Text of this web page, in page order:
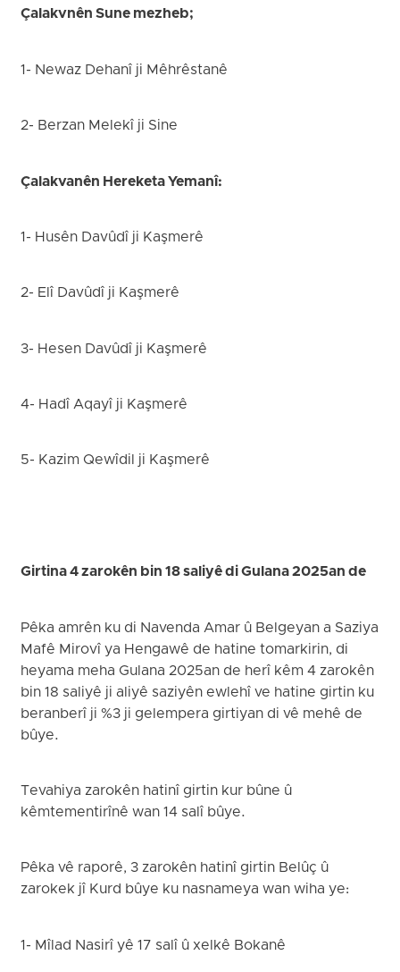
Çalakvnên Sune mezheb;
1- Newaz Dehanî ji Mêhrêstanê
2- Berzan Melekî ji Sine
Çalakvanên Hereketa Yemanî:
1- Husên Davûdî ji Kaşmerê
2- Elî Davûdî ji Kaşmerê
3- Hesen Davûdî ji Kaşmerê
4- Hadî Aqayî ji Kaşmerê
5- Kazim Qewîdil ji Kaşmerê
Girtina 4 zarokên bin 18 saliyê di Gulana 2025an de
Pêka amrên ku di Navenda Amar û Belgeyan a Saziya
Mafê Mirovî ya Hengawê de hatine tomarkirin, di
heyama meha Gulana 2025an de herî kêm 4 zarokên
bin 18 saliyê ji aliyê saziyên ewlehî ve hatine girtin ku
beranberî ji %3 ji gelempera girtiyan di vê mehê de
bûye.
Tevahiya zarokên hatinî girtin kur bûne û
kêmtementirînê wan 14 salî bûye.
Pêka vê raporê, 3 zarokên hatinî girtin Belûç û
zarokek jî Kurd bûye ku nasnameya wan wiha ye:
1- Mîlad Nasirî yê 17 salî û xelkê Bokanê